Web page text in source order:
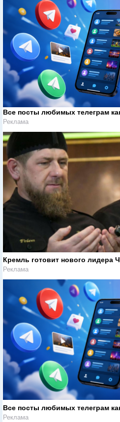
Все посты любимых телеграм
Реклама
Кремль готовит нового лидера
Реклама
Все посты любимых телеграм
Реклама